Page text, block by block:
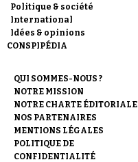
Politique & société
International
Idées & opinions
CONSPIPÉDIA
QUI SOMMES-NOUS ?
NOTRE MISSION
NOTRE CHARTE ÉDITORIALE
NOS PARTENAIRES
MENTIONS LÉGALES
POLITIQUE DE
CONFIDENTIALITÉ